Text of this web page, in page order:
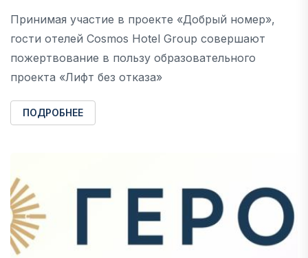
Принимая участие в проекте «Добрый номер»,
гости отелей Cosmos Hotel Group совершают
пожертвование в пользу образовательного
проекта «Лифт без отказа»
ПОДРОБНЕЕ